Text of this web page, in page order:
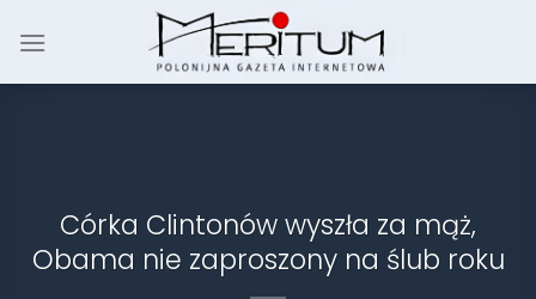
Córka Clintonów wyszła za mąż,
Obama nie zaproszony na ślub roku